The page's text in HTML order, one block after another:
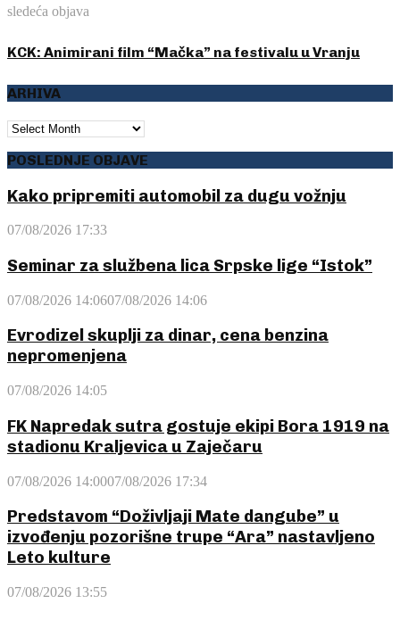
sledeća objava
KCK: Animirani film “Mačka” na festivalu u Vranju
ARHIVA
ARHIVA
POSLEDNJE OBJAVE
Kako pripremiti automobil za dugu vožnju
07/08/2026 17:33
Seminar za službena lica Srpske lige “Istok”
07/08/2026 14:0607/08/2026 14:06
Evrodizel skuplji za dinar, cena benzina
nepromenjena
07/08/2026 14:05
FK Napredak sutra gostuje ekipi Bora 1919 na
stadionu Kraljevica u Zaječaru
07/08/2026 14:0007/08/2026 17:34
Predstavom “Doživljaji Mate dangube” u
izvođenju pozorišne trupe “Ara” nastavljeno
Leto kulture
07/08/2026 13:55